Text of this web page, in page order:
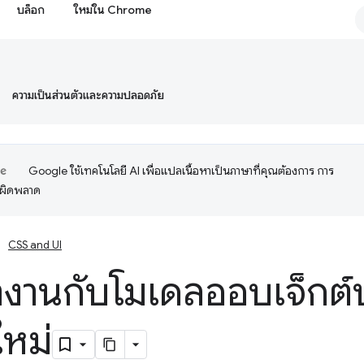
บล็อก ใหม่ใน Chrome
ความเป็นส่วนตัวและความปลอดภัย
Google ใช้เทคโนโลยี AI เพื่อแปลเนื้อหาเป็นภาษาที่คุณต้องการ การ
ดพลาด
CSS and UI
านกับโมเดลออบเจ็ก
หม่